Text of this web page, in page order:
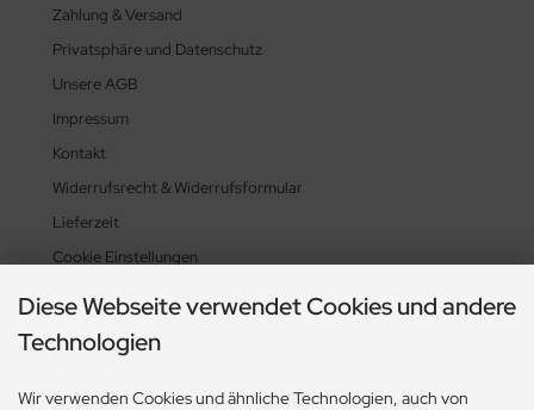
Zahlung & Versand
Privatsphäre und Datenschutz
Unsere AGB
Impressum
Kontakt
Widerrufsrecht & Widerrufsformular
Lieferzeit
Cookie Einstellungen
Zahlungsmethoden
Diese Webseite verwendet Cookies und andere
Technologien
Wir verwenden Cookies und ähnliche Technologien, auch von